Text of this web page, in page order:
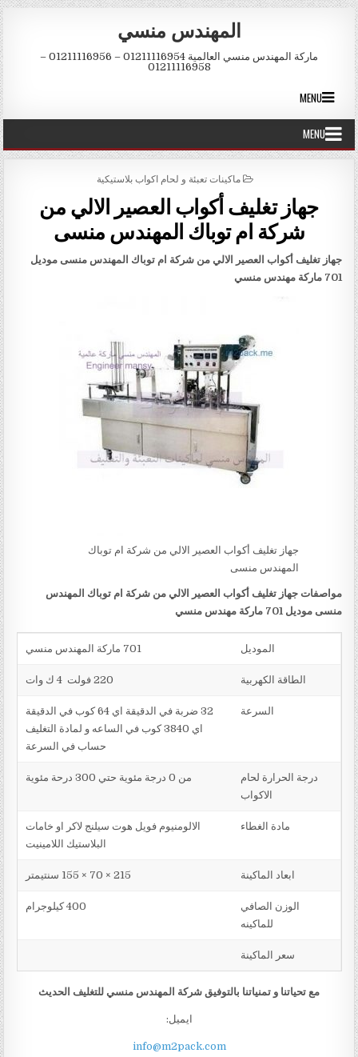
Skip to content
المهندس منسي
ماركة المهندس منسي العالمية 01211116954 – 01211116956 –
01211116958
MENU
MENU
POSTED IN
ماكينات تعبئة و لحام اكواب بلاستيكية
جهاز تغليف أكواب العصير الالي من
شركة ام توباك المهندس منسى
جهاز تغليف أكواب العصير الالي من شركة ام توباك المهندس منسى موديل
701 ماركة مهندس منسي
جهاز تغليف أكواب العصير الالي من شركة ام توباك
المهندس منسى
مواصفاتجهاز تغليف أكواب العصير الالي من شركة ام توباك المهندس
منسىموديل 701 ماركة مهندس منسي
الموديل 701 ماركة المهندس منسي
الطاقة الكهربية 220 فولت 4 ك وات
السرعة
32 ضربة في الدقيقة اي 64 كوب في الدقيقة
اي 3840 كوب في الساعه و لمادة التغليف
حساب في السرعة
درجة الحرارة لحام
الاكواب
من 0 درجة مئوية حتي 300 درحة مئوية
مادة الغطاء
الالومنيوم فويل هوت سيلنج لاكر او خامات
البلاستيك اللامينيت
ابعاد الماكينة 215 × 70 × 155 سنتيمتر
الوزن الصافي
للماكينه
400 كيلوجرام
سعر الماكينة
مع تحياتنا و تمنياتنا بالتوفيق شركة المهندس منسي للتغليف الحديث
ايميل:
info@m2pack.com